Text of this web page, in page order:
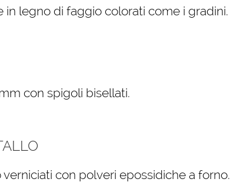
legno di faggio colorati come i gradini.
con spigoli bisellati.
con polveri epossidiche a forno.